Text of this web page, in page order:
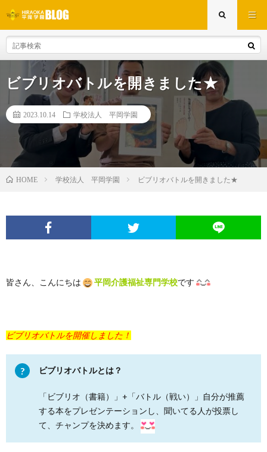
ビブリオバトルを開きました★
2023.10.14 学校法人 平岡学園
HOME 学校法人 平岡学園 ビブリオバトルを開きました★
皆さん、こんにちは 平岡介護福祉専門学校です
ビブリオバトルを開催しました！
ビブリオバトルとは？
「ビブリオ（書籍）」+「バトル（戦い）」自分が推薦
する本をプレゼンテーションし、聞いてる人が投票し
て、チャンプを決めます。